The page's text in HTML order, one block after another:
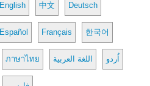
English 中文 Deutsch
Español Français 한국어
ภาษาไทย اللغة العربية اُردو